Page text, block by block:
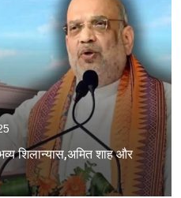
शिलान्यास,अमित शाह और